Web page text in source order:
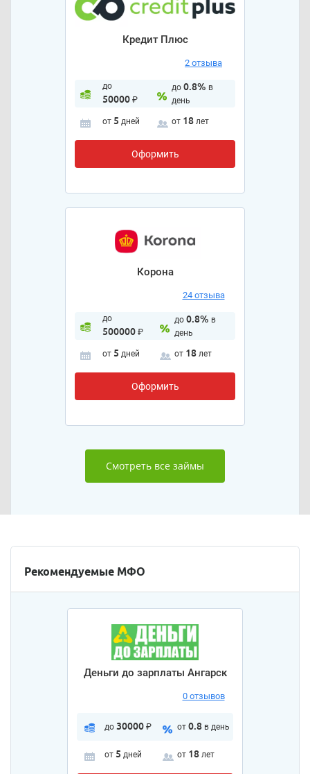
Кредит Плюс
2 отзыва
до
50000₽
до 0.8% в
день
от 5 дней от 18 лет
Оформить
Корона
24 отзыва
до
500000₽
до 0.8% в
день
от 5 дней от 18 лет
Оформить
Смотреть все займы
Рекомендуемые МФО
Деньги до зарплаты Ангарск
0 отзывов
до 30000 ₽ от 0.8 в день
от 5 дней от 18 лет